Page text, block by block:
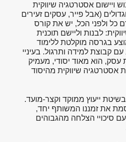
ויישום אסטרטגיה שיווקית
(אבל פייר, עסקים זעירים
כל ולפני הכל, יש את קורס
לבנות וליישם תוכנית
בגרסה מוקלטת ללימוד
קבוצת למידה ותרגול. בעיניי
הוא מאוד יסודי, מעמיק
אסטרטגיה שיווקית מהיסוד
ייעוץ ממוקד וקצר-מועד.
את זמננו המשותף יחד,
עם סיכויי הצלחה מהגבוהים